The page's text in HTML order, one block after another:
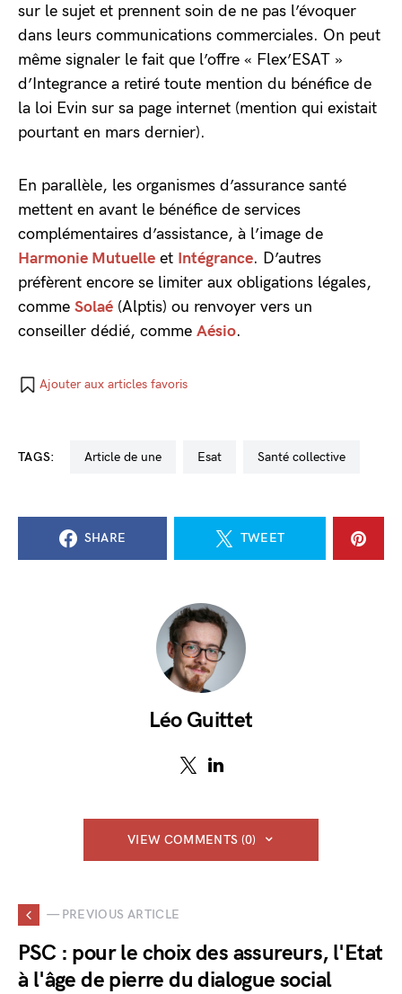
sur le sujet et prennent soin de ne pas l’évoquer
dans leurs communications commerciales. On peut
même signaler le fait que l’offre « Flex’ESAT »
d’Integrance a retiré toute mention du bénéfice de
la loi Evin sur sa page internet (mention qui existait
pourtant en mars dernier).
En parallèle, les organismes d’assurance santé
mettent en avant le bénéfice de services
complémentaires d’assistance, à l’image de
Harmonie Mutuelle et Intégrance. D’autres
préfèrent encore se limiter aux obligations légales,
comme Solaé (Alptis) ou renvoyer vers un
conseiller dédié, comme Aésio.
Ajouter aux articles favoris
TAGS: Article de une Esat santé collective
SHARE TWEET
Léo Guittet
VIEW COMMENTS (0)
— PREVIOUS ARTICLE
PSC : pour le choix des assureurs, l'Etat
à l'âge de pierre du dialogue social